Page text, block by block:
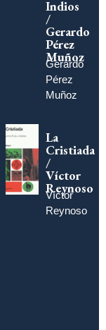
Indios
/
Gerardo
Pérez
Muñoz
Gerardo
Pérez
Muñoz
La
Cristiada
/
Víctor
Reynoso
Víctor
Reynoso